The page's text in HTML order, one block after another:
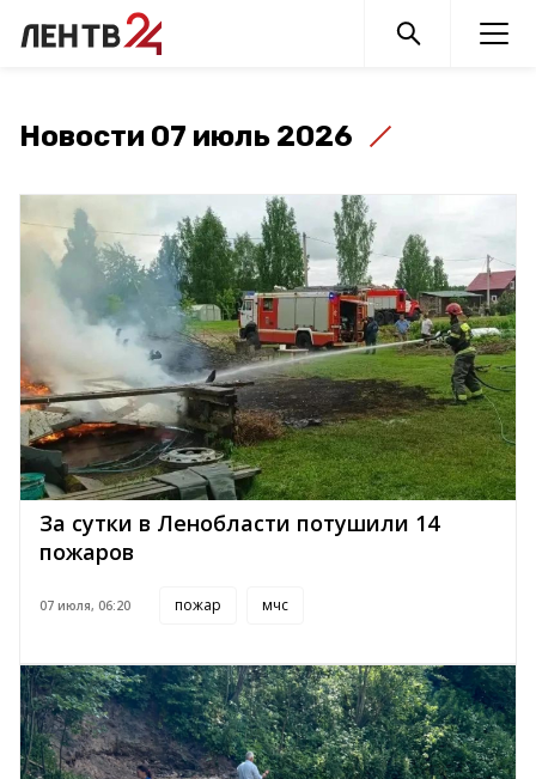
Новости 07 июль 2026
За сутки в Ленобласти потушили 14
пожаров
07 июля, 06:20 пожар мчс